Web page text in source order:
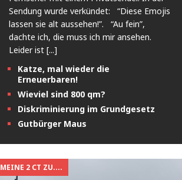
Sendung wurde verkündet: “Diese Emojis
lassen sie alt aussehen!”. “Au fein”,
dachte ich, die muss ich mir ansehen.
Leider ist [...]
Katze, mal wieder die
Erneuerbaren!
Wieviel sind 800 qm?
Diskriminierung im Grundgesetz
Gutbürger Maus
MEINE 2 CT ZU....